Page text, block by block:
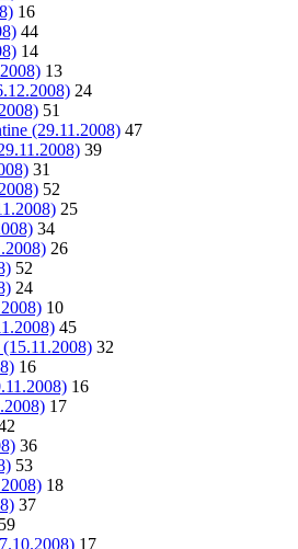
16
44
14
13
24
51
(29.11.2008) 47
39
31
52
25
34
26
52
24
10
45
32
16
16
17
36
53
18
37
59
17